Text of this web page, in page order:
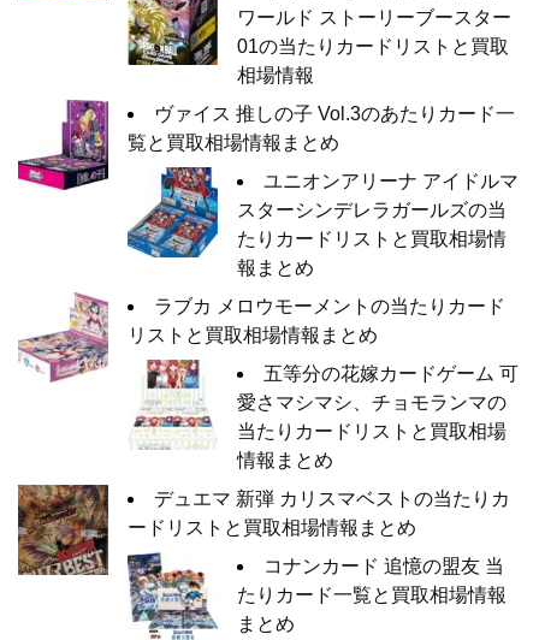
ワールド ストーリーブースター
01の当たりカードリストと買取
相場情報
ヴァイス 推しの子 Vol.3のあたりカード一
覧と買取相場情報まとめ
ユニオンアリーナ アイドルマ
スターシンデレラガールズの当
たりカードリストと買取相場情
報まとめ
ラブカ メロウモーメントの当たりカード
リストと買取相場情報まとめ
五等分の花嫁カードゲーム 可
愛さマシマシ、チョモランマの
当たりカードリストと買取相場
情報まとめ
デュエマ 新弾 カリスマベストの当たりカ
ードリストと買取相場情報まとめ
コナンカード 追憶の盟友 当
たりカード一覧と買取相場情報
まとめ